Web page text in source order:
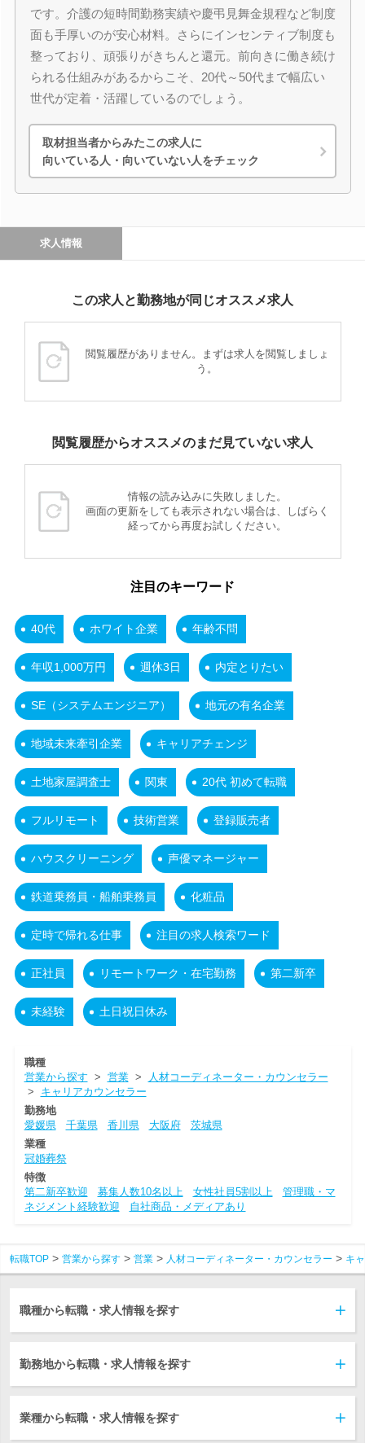
です。介護の短時間勤務実績や慶弔見舞金規程など制度
面も手厚いのが安心材料。さらにインセンティブ制度も
整っており、頑張りがきちんと還元。前向きに働き続け
られる仕組みがあるからこそ、20代～50代まで幅広い
世代が定着・活躍しているのでしょう。
取材担当者からみたこの求人に
向いている人・向いていない人をチェック
求人情報
この求人と勤務地が同じオススメ求人
閲覧履歴がありません。まずは求人を閲覧しましょ
う。
閲覧履歴からオススメのまだ見ていない求人
情報の読み込みに失敗しました。
画面の更新をしても表示されない場合は、しばらく
経ってから再度お試しください。
注目のキーワード
40代 ホワイト企業 年齢不問
年収1,000万円 週休3日 内定とりたい
SE（システムエンジニア） 地元の有名企業
地域未来牽引企業 キャリアチェンジ
土地家屋調査士 関東 20代 初めて転職
フルリモート 技術営業 登録販売者
ハウスクリーニング 声優マネージャー
鉄道乗務員・船舶乗務員 化粧品
定時で帰れる仕事 注目の求人検索ワード
正社員 リモートワーク・在宅勤務 第二新卒
未経験 土日祝日休み
職種
営業から探す > 営業>
人材コーディネーター・カウンセラー
> キャリアカウンセラー
勤務地
愛媛県
千葉県 香川県 大阪府
茨城県
業種
冠婚葬祭
特徴
第二新卒歓迎
募集人数10名以上 女性社員5割以上
管理職・マ
ネジメント経験歓迎
自社商品・メディアあり
転職TOP 営業から探す 営業 人材コーディネーター・カウンセラー キ
職種から転職・求人情報を探す
勤務地から転職・求人情報を探す
業種から転職・求人情報を探す